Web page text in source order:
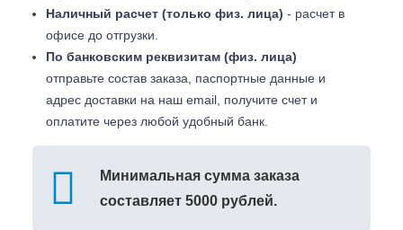
Наличный расчет (только физ. лица) - расчет в
офисе до отгрузки.
По банковским реквизитам (физ. лица)
отправьте состав заказа, паспортные данные и
адрес доставки на наш email, получите счет и
оплатите через любой удобный банк.
Минимальная сумма заказа
составляет 5000 рублей.